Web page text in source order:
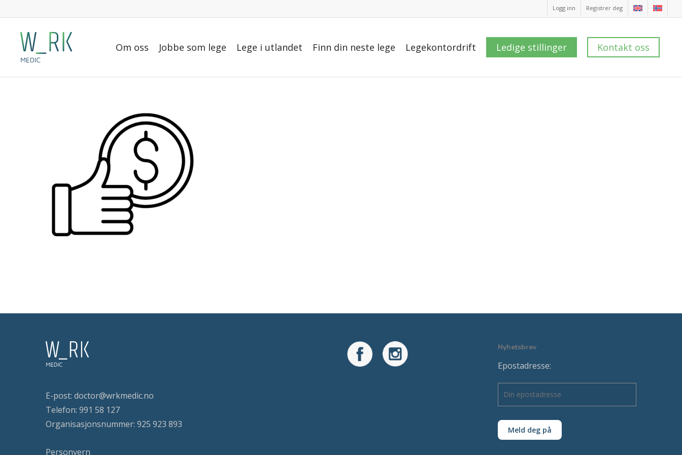
to
content
Logg inn Registrer deg
Om oss Jobbe som lege Lege i utlandet Finn din neste lege Legekontordrift Ledige stillinger Kontakt oss
E-post:doctor@wrkmedic.no
Telefon:991 58 127
Organisasjonsnummer: 925 923 893
Personvern
Nyhetsbrev
Epostadresse: